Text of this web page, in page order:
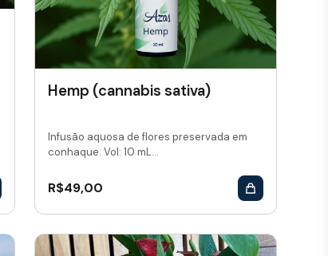
Hemp (cannabis sativa)
Infusão aquosa de flores preservada em
conhaque. Vol: 10 mL...
R$49,00